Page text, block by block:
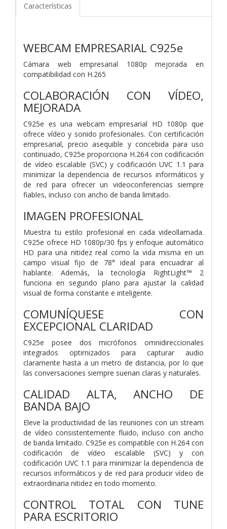
Características
WEBCAM EMPRESARIAL C925e
Cámara web empresarial 1080p mejorada en
compatibilidad con H.265
COLABORACIÓN CON VÍDEO,
MEJORADA
C925e es una webcam empresarial HD 1080p que
ofrece vídeo y sonido profesionales. Con certificación
empresarial, precio asequible y concebida para uso
continuado, C925e proporciona H.264 con codificación
de vídeo escalable (SVC) y codificación UVC 1.1 para
minimizar la dependencia de recursos informáticos y
de red para ofrecer un videoconferencias siempre
fiables, incluso con ancho de banda limitado.
IMAGEN PROFESIONAL
Muestra tu estilo profesional en cada videollamada.
C925e ofrece HD 1080p/30 fps y enfoque automático
HD para una nitidez real como la vida misma en un
campo visual fijo de 78° ideal para encuadrar al
hablante. Además, la tecnología RightLight™ 2
funciona en segundo plano para ajustar la calidad
visual de forma constante e inteligente.
COMUNÍQUESE CON
EXCEPCIONAL CLARIDAD
C925e posee dos micrófonos omnidireccionales
integrados optimizados para capturar audio
claramente hasta a un metro de distancia, por lo que
las conversaciones siempre suenan claras y naturales.
CALIDAD ALTA, ANCHO DE
BANDA BAJO
Eleve la productividad de las reuniones con un stream
de vídeo consistentemente fluido, incluso con ancho
de banda limitado. C925e es compatible con H.264 con
codificación de vídeo escalable (SVC) y con
codificación UVC 1.1 para minimizar la dependencia de
recursos informáticos y de red para producir vídeo de
extraordinaria nitidez en todo momento.
CONTROL TOTAL CON TUNE
PARA ESCRITORIO